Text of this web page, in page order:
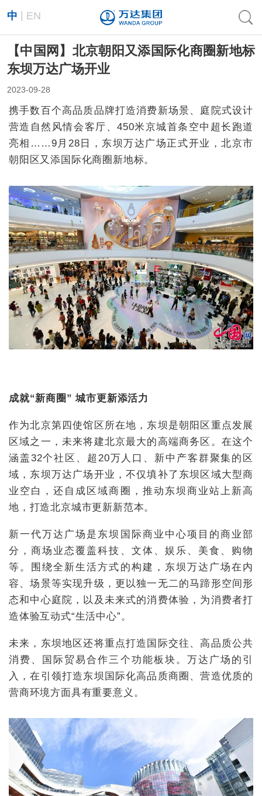
中 | EN
【中国网】北京朝阳又添国际化商圈新地标
东坝万达广场开业
2023-09-28
携手数百个高品质品牌打造消费新场景、庭院式设计
营造自然风情会客厅、450米京城首条空中超长跑道
亮相……9月28日，东坝万达广场正式开业，北京市
朝阳区又添国际化商圈新地标。
成就“新商圈” 城市更新添活力
作为北京第四使馆区所在地，东坝是朝阳区重点发展
区域之一，未来将建北京最大的高端商务区。在这个
涵盖32个社区、超20万人口、新中产客群聚集的区
域，东坝万达广场开业，不仅填补了东坝区域大型商
业空白，还自成区域商圈，推动东坝商业站上新高
地，打造北京城市更新新范本。
新一代万达广场是东坝国际商业中心项目的商业部
分，商场业态覆盖科技、文体、娱乐、美食、购物
等。围绕全新生活方式的构建，东坝万达广场在内
容、场景等实现升级，更以独一无二的马蹄形空间形
态和中心庭院，以及未来式的消费体验，为消费者打
造体验互动式“生活中心”。
未来，东坝地区还将重点打造国际交往、高品质公共
消费、国际贸易合作三个功能板块。万达广场的引
入，在引领打造东坝国际化高品质商圈、营造优质的
营商环境方面具有重要意义。